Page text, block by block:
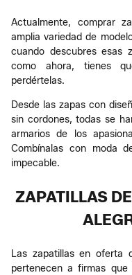
Actualmente, comprar
amplia variedad de
cuando descubres esas
como ahora, tienes
perdértelas.
Desde las zapas con
sin cordones, todas se
armarios de los
Combínalas con moda
impecable.
ZAPATILLAS
Las zapatillas en oferta
pertenecen a firmas